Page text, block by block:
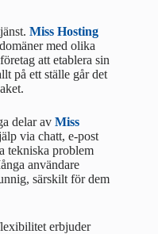
Miss Hosting
med olika
att etablera sin
på ett ställe går det
delar av Miss
via chatt, e-post
tekniska problem
användare
särskilt för dem
erbjuder